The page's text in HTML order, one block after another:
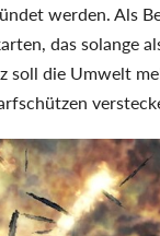
werden. Als
das solange
die Umwelt